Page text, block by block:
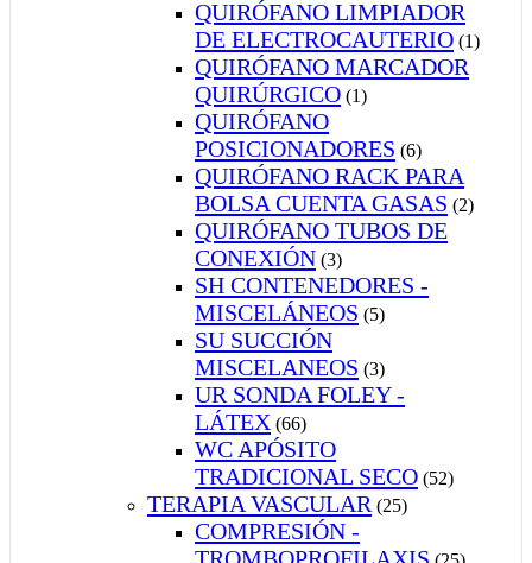
QUIRÓFANO LIMPIADOR
DE ELECTROCAUTERIO (1)
QUIRÓFANO MARCADOR
QUIRÚRGICO (1)
QUIRÓFANO
POSICIONADORES (6)
QUIRÓFANO RACK PARA
BOLSA CUENTA GASAS (2)
QUIRÓFANO TUBOS DE
CONEXIÓN (3)
SH CONTENEDORES -
MISCELÁNEOS (5)
SU SUCCIÓN
MISCELANEOS (3)
UR SONDA FOLEY -
LÁTEX (66)
WC APÓSITO
TRADICIONAL SECO (52)
TERAPIA VASCULAR (25)
COMPRESIÓN -
TROMBOPROFILAXIS